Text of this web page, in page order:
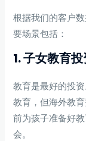
根据我们的客户
要场景包括：
1. 子女教育
教育是最好的投
教育，但海外教
前为孩子准备好
会。